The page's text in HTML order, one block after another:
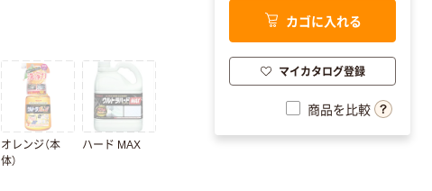
オレンジ（本
体）
ハード MAX
カゴに入れる
マイカタログ登録
商品を比較